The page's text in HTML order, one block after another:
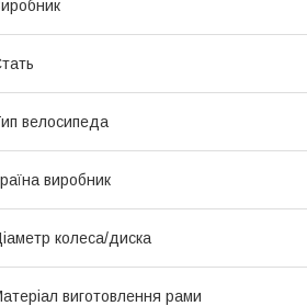
велосипеда
виробник
колеса/диска
виготовлення рами